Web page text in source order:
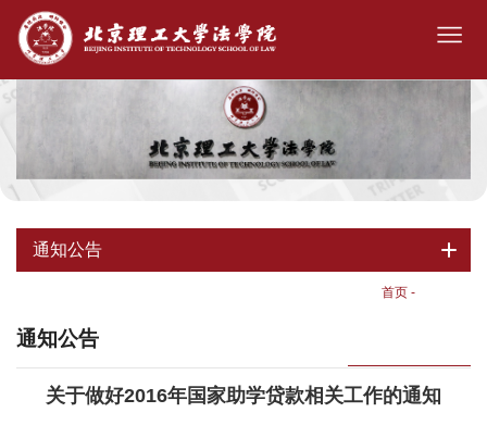
通知公告
首页 -
通知公告
关于做好2016年国家助学贷款相关工作的通知